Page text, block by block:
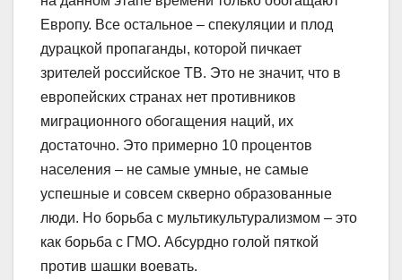
Европу. Все остальное – спекуляции и плод
дурацкой пропаганды, которой пичкает
зрителей российское ТВ. Это не значит, что в
европейских странах нет противников
миграционного обогащения наций, их
достаточно. Это примерно 10 процентов
населения – не самые умные, не самые
успешные и совсем скверно образованные
люди. Но борьба с мультикультурализмом – это
как борьба с ГМО. Абсурдно голой пяткой
против шашки воевать.